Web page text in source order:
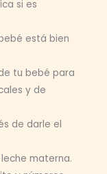
si es
está bien
tu bebé para
y de
de darle el
materna.